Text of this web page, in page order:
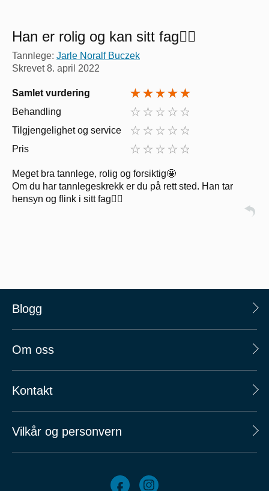
Han er rolig og kan sitt fag👍🏻
Tannlege: Jarle Noralf Buczek
Skrevet8. april 2022
Samlet vurdering
Behandling
Tilgjengelighet og service
Pris
Meget bra tannlege, rolig og forsiktig🤩
Om du har tannlegeskrekk er du på rett sted. Han tar
hensyn og flink i sitt fag👍🏻
Blogg
Om oss
Kontakt
Vilkår og personvern